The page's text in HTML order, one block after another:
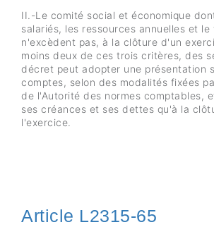
II.-Le comité social et économique
salariés, les ressources annuelles et
n'excèdent pas, à la clôture d'un
moins deux de ces trois critères, des
décret peut adopter une présentation
comptes, selon des modalités fixées
de l'Autorité des normes comptables,
ses créances et ses dettes qu'à la
l'exercice.
Article L2315-65